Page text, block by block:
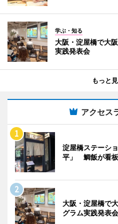
学ぶ・知る
大阪・淀屋橋で大
実践発表会
もっと
アクセス
淀屋橋ステーシ
平」 鯛飯が看
大阪・淀屋橋で
グラム実践発表会